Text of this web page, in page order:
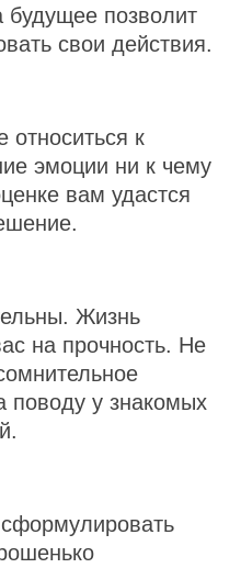
будущее позволит
свои действия.
относиться к
эмоции ни к чему
вам удастся
Жизнь
на прочность. Не
поводу у знакомых